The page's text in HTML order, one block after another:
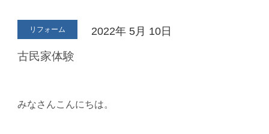
2022年 5月 10日
リフォーム
古民家体験
みなさんこんにちは。